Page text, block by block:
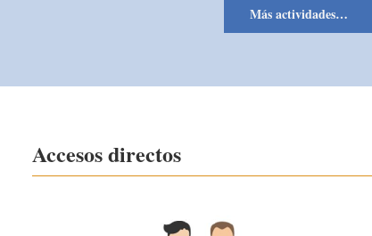
Más actividades…
Accesos directos